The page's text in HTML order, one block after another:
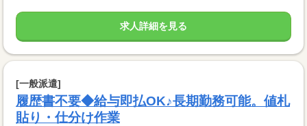
求人詳細を見る
[一般派遣]
履歴書不要◆給与即払OK♪長期勤務可能。値札
貼り・仕分け作業